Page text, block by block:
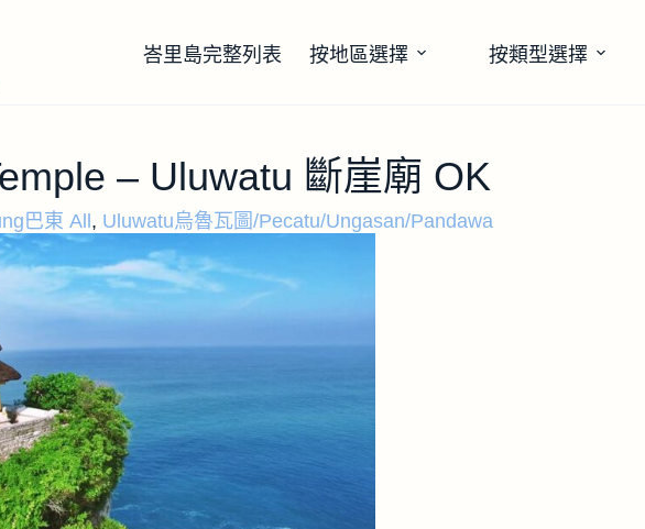
峇里島完整列表 按地區選擇 按類型選擇
– Uluwatu 斷崖廟 OK
巴東 All , Uluwatu烏魯瓦圖/Pecatu/Ungasan/Pandawa